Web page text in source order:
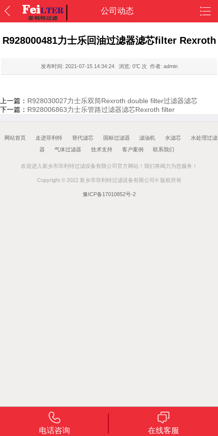
公司动态
R928000481力士乐回油过滤器滤芯filter Rexroth
发布时间: 2021-07-15 14:34:24浏览: 0℃ 次 作者: admin
上一篇： R928030027力士乐双筒Rexroth double filter过滤器滤芯
下一篇： R928006863力士乐管路过滤器滤芯Rexroth filter
网站首页 走进菲利特 替代滤芯 国标过滤器 滤油机 水滤芯
水处理过滤
器
气体过滤器 技术支持 客户案例 联系我们
欢迎进入新乡市菲利特过滤设备有限公司官方网站！我们将竭力为您服务！
Copyright © 2022 新乡市菲利特过滤设备有限公司® 版权所有
豫ICP备17010852号-2
电话咨询 在线客服